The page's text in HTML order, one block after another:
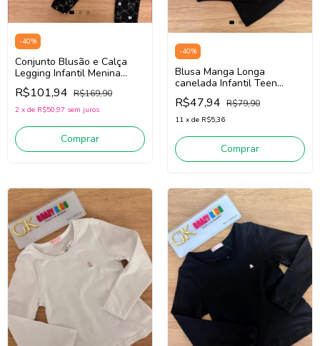
-40%
Conjunto Blusão e Calça
Legging Infantil Menina
SOMNII 3261067 (Off White
/ Preto)
R$101,94 R$169,90
2 x de R$50,97 sem juros
Comprar
-40%
Blusa Manga Longa
canelada Infantil Teen
Menina Somnii 4261013
(Preto)
R$47,94 R$79,90
11 x de R$5,36
Comprar